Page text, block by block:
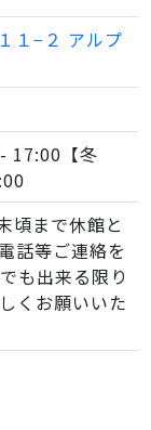
１−２ アルプ
17:00【冬
頃まで休館と
話等ご連絡を
も出来る限り
くお願いいた